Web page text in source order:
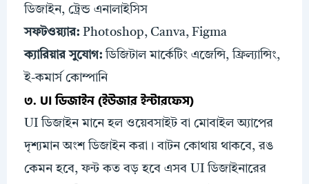
ডিজাইন, ট্রেন্ড এনালাইসিস
সফটওয়্যার: Photoshop, Canva, Figma
ক্যারিয়ার সুযোগ: ডিজিটাল মার্কেটিং এজেন্সি, ফ্রিল্যান্সিং,
ই-কমার্স কোম্পানি
৩. UI ডিজাইন (ইউজার ইন্টারফেস)
UI ডিজাইন মানে হল ওয়েবসাইট বা মোবাইল অ্যাপের
দৃশ্যমান অংশ ডিজাইন করা। বাটন কোথায় থাকবে, রঙ
কেমন হবে, ফন্ট কত বড় হবে এসব UI ডিজাইনারের